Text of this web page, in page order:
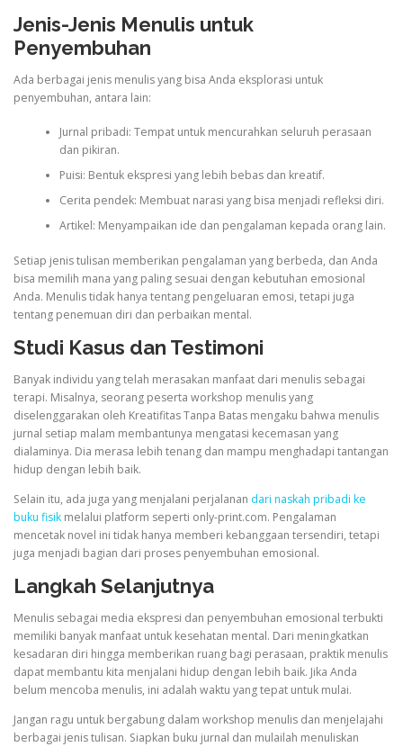
Jenis-Jenis Menulis untuk
Penyembuhan
Ada berbagai jenis menulis yang bisa Anda eksplorasi untuk
penyembuhan, antara lain:
Jurnal pribadi: Tempat untuk mencurahkan seluruh perasaan
dan pikiran.
Puisi: Bentuk ekspresi yang lebih bebas dan kreatif.
Cerita pendek: Membuat narasi yang bisa menjadi refleksi diri.
Artikel: Menyampaikan ide dan pengalaman kepada orang lain.
Setiap jenis tulisan memberikan pengalaman yang berbeda, dan Anda
bisa memilih mana yang paling sesuai dengan kebutuhan emosional
Anda. Menulis tidak hanya tentang pengeluaran emosi, tetapi juga
tentang penemuan diri dan perbaikan mental.
Studi Kasus dan Testimoni
Banyak individu yang telah merasakan manfaat dari menulis sebagai
terapi. Misalnya, seorang peserta workshop menulis yang
diselenggarakan oleh Kreatifitas Tanpa Batas mengaku bahwa menulis
jurnal setiap malam membantunya mengatasi kecemasan yang
dialaminya. Dia merasa lebih tenang dan mampu menghadapi tantangan
hidup dengan lebih baik.
Selain itu, ada juga yang menjalani perjalanan dari naskah pribadi ke
buku fisik melalui platform seperti only-print.com. Pengalaman
mencetak novel ini tidak hanya memberi kebanggaan tersendiri, tetapi
juga menjadi bagian dari proses penyembuhan emosional.
Langkah Selanjutnya
Menulis sebagai media ekspresi dan penyembuhan emosional terbukti
memiliki banyak manfaat untuk kesehatan mental. Dari meningkatkan
kesadaran diri hingga memberikan ruang bagi perasaan, praktik menulis
dapat membantu kita menjalani hidup dengan lebih baik. Jika Anda
belum mencoba menulis, ini adalah waktu yang tepat untuk mulai.
Jangan ragu untuk bergabung dalam workshop menulis dan menjelajahi
berbagai jenis tulisan. Siapkan buku jurnal dan mulailah menuliskan